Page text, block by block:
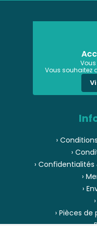
Vous souhaitez
›
›
›
›
›
› Pièces